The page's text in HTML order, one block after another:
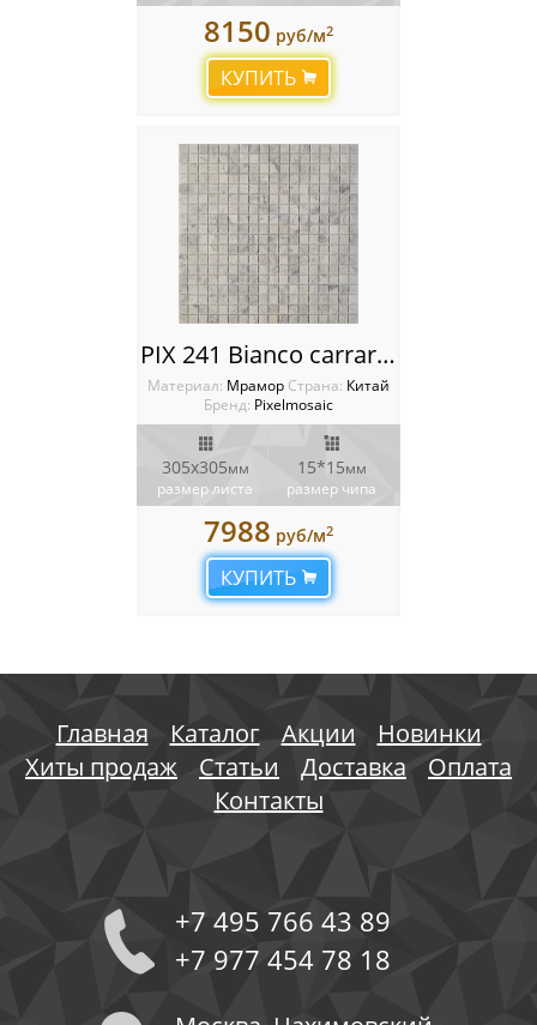
8150 руб/м2
КУПИТЬ
PIX 241 Bianco carrara, чип 15x15 мм, сетка 305х305x4 мм, Полированная
Материал: Мрамор Cтрана: Китай
Бренд: Pixelmosaic
305х305мм
размер листа
15*15мм
размер чипа
7988 руб/м2
КУПИТЬ
Главная Каталог Акции
Новинки
Хиты продаж
Статьи Доставка
Оплата
Контакты
+7 495 766 43 89
+7 977 454 78 18